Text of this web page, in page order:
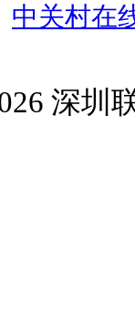
中关村在
深圳